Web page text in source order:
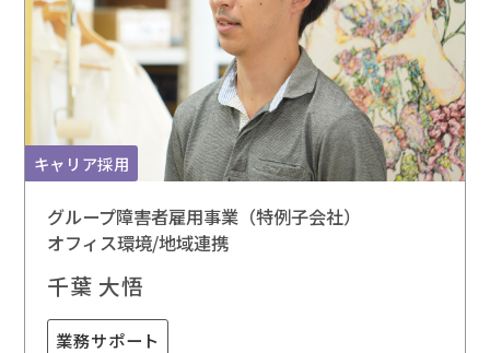
キャリア採用
グループ障害者雇用事業（特例子会社）
オフィス環境/地域連携
千葉 大悟
業務サポート